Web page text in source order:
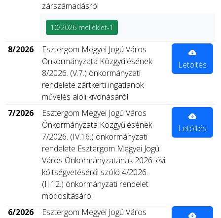
zárszámadásról
10/2026 melléklet-1
8/2026
Esztergom Megyei Jogú Város
Önkormányzata Közgyűlésének
8/2026. (V.7.) önkormányzati
rendelete zártkerti ingatlanok
művelés alóli kivonásáról
Letöltés
7/2026
Esztergom Megyei Jogú Város
Önkormányzata Közgyűlésének
7/2026. (IV.16.) önkormányzati
rendelete Esztergom Megyei Jogú
Város Önkormányzatának 2026. évi
költségvetéséről szóló 4/2026.
(II.12.) önkormányzati rendelet
módosításáról
Letöltés
6/2026
Esztergom Megyei Jogú Város